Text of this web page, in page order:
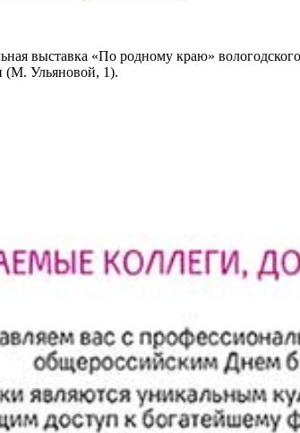
выставка «По родному краю»
(М. Ульяновой, 1).